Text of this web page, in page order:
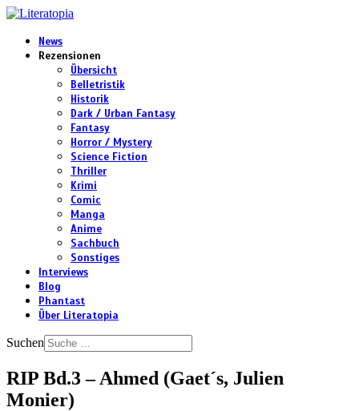
News
Rezensionen
Übersicht
Belletristik
Historik
Dark / Urban Fantasy
Fantasy
Horror / Mystery
Science Fiction
Thriller
Krimi
Comic
Manga
Anime
Sachbuch
Sonstiges
Interviews
Blog
Phantast
Über Literatopia
Suchen
RIP Bd.3 – Ahmed (Gaet´s, Julien
Monier)